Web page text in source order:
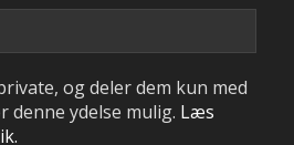
og deler dem kun med
ydelse mulig. Læs